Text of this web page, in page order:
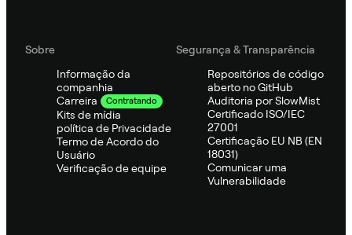
Sobre
Informação da
companhia
Carreira
Contratando
Kits de mídia
política de Privacidade
Termo de Acordo do
Usuário
Verificação de equipe
Segurança & Transparência
Repositórios de código
aberto no GitHub
Auditoria por SlowMist
Certificado ISO/IEC
27001
Certificação EU NB (EN
18031)
Comunicar uma
Vulnerabilidade